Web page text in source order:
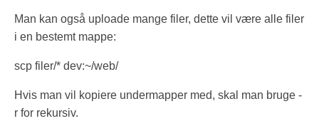
Man kan også uploade mange filer, dette vil være alle filer
i en bestemt mappe:
scp filer/* dev:~/web/
Hvis man vil kopiere undermapper med, skal man bruge -
r for rekursiv.